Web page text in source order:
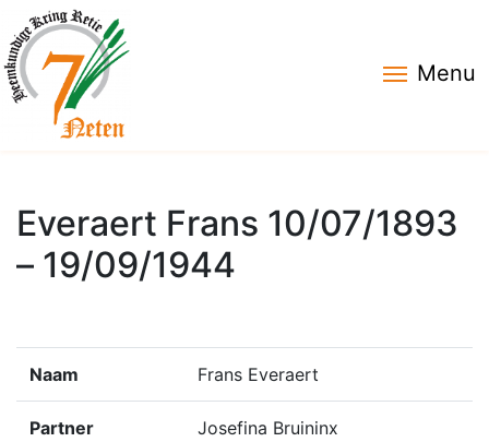
Menu
Everaert Frans 10/07/1893
– 19/09/1944
Naam Frans Everaert
Partner Josefina Bruininx